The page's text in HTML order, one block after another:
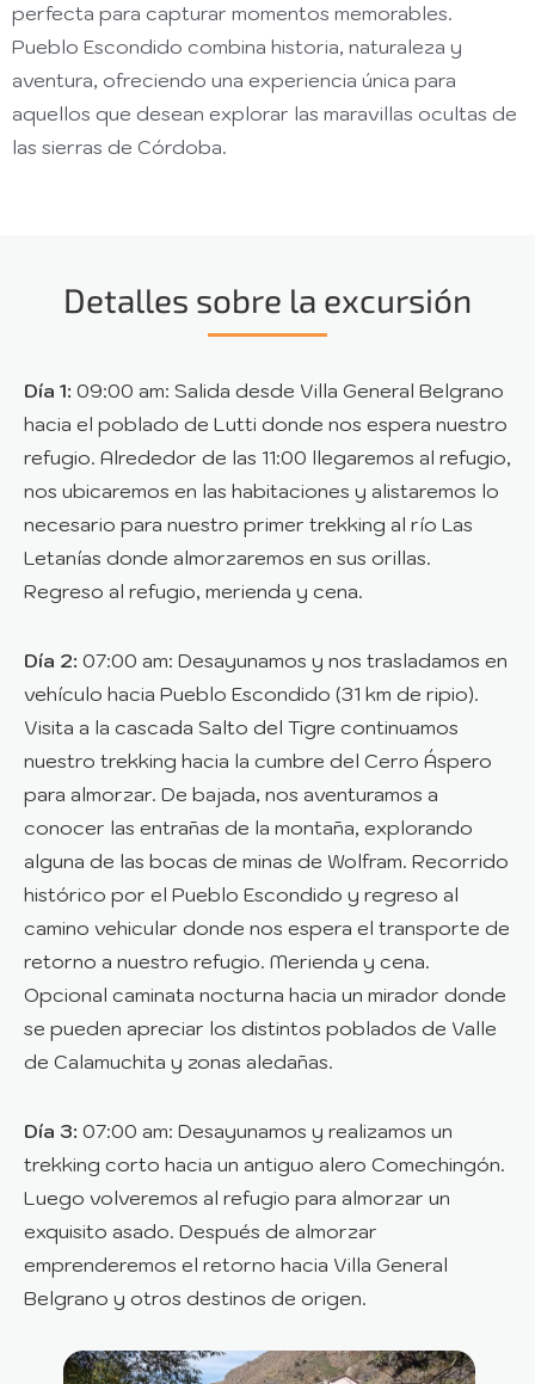
perfecta para capturar momentos memorables.
Pueblo Escondido combina historia, naturaleza y
aventura, ofreciendo una experiencia única para
aquellos que desean explorar las maravillas ocultas de
las sierras de Córdoba.
Detalles sobre la excursión
Día 1: 09:00 am: Salida desde Villa General Belgrano
hacia el poblado de Lutti donde nos espera nuestro
refugio. Alrededor de las 11:00 llegaremos al refugio,
nos ubicaremos en las habitaciones y alistaremos lo
necesario para nuestro primer trekking al río Las
Letanías donde almorzaremos en sus orillas.
Regreso al refugio, merienda y cena.
Día 2: 07:00 am: Desayunamos y nos trasladamos en
vehículo hacia Pueblo Escondido (31 km de ripio).
Visita a la cascada Salto del Tigre continuamos
nuestro trekking hacia la cumbre del Cerro Áspero
para almorzar. De bajada, nos aventuramos a
conocer las entrañas de la montaña, explorando
alguna de las bocas de minas de Wolfram. Recorrido
histórico por el Pueblo Escondido y regreso al
camino vehicular donde nos espera el transporte de
retorno a nuestro refugio. Merienda y cena.
Opcional caminata nocturna hacia un mirador donde
se pueden apreciar los distintos poblados de Valle
de Calamuchita y zonas aledañas.
Día 3: 07:00 am: Desayunamos y realizamos un
trekking corto hacia un antiguo alero Comechingón.
Luego volveremos al refugio para almorzar un
exquisito asado. Después de almorzar
emprenderemos el retorno hacia Villa General
Belgrano y otros destinos de origen.